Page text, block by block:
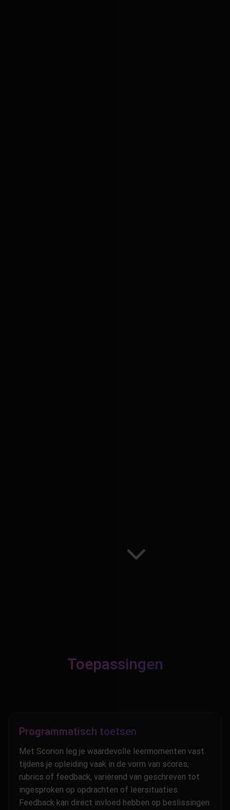
Toepassingen
Programmatisch toetsen
Met Scorion leg je waardevolle leermomenten vast
tijdens je opleiding vaak in de vorm van scores,
rubrics of feedback, variërend van geschreven tot
ingesproken op opdrachten of leersituaties.
Feedback kan direct invloed hebben op beslissingen